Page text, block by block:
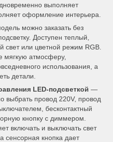
выполняет
оформление интерьера.
можно заказать без
Доступен теплый,
или цветной режим RGB.
мягкую атмосферу,
использования, а
детали.
LED-подсветкой —
выбрать провод 220V, провод
бесконтактный
кнопку с диммером.
включать и выключать свет
сенсорная кнопка дает